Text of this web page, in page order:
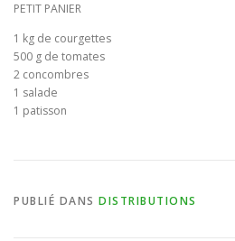
PETIT PANIER
1 kg de courgettes
500 g de tomates
2 concombres
1 salade
1 patisson
PUBLIÉ DANS DISTRIBUTIONS